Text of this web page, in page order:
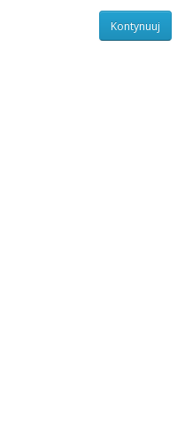
Kontynuuj